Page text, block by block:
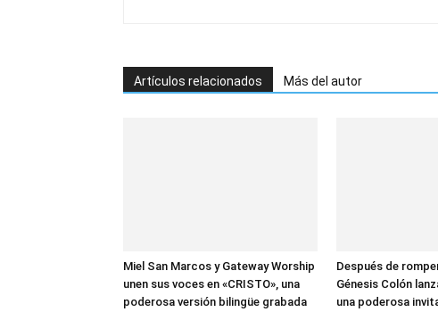
Artículos relacionados Más del autor
Miel San Marcos y Gateway Worship
unen sus voces en «CRISTO», una
poderosa versión bilingüe grabada
Después de
Génesis Colón
una poderosa